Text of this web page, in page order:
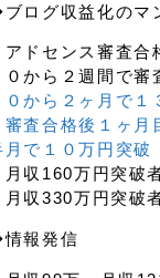
ログ収益化のマ
アドセンス審査
０から２週間で
０から２ヶ月で１
審査合格後１ヶ月
月で１０万円突破
月収160万円突破
月収330万円突破
報発信